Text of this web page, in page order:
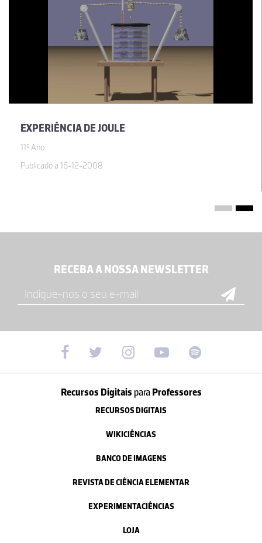
EXPERIÊNCIA DE JOULE
11º Ano
Publicado a 16-12-2008
RECEBA A NOSSA NEWSLETTER
Recursos Digitais paraProfessores
RECURSOS DIGITAIS
WIKICIÊNCIAS
BANCO DE IMAGENS
REVISTA DE CIÊNCIA ELEMENTAR
EXPERIMENTACIÊNCIAS
LOJA